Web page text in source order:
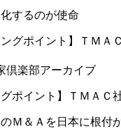
するのが使命
倶楽部アーカイブ
グポイント】ＴＭＡ
Ｍ＆Ａを日本に根付